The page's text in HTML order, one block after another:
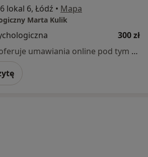
lokal 6, Łódź • Mapa
Marta Kulik
300 zł
Specjalista nie oferuje umawiania online pod tym adresem.